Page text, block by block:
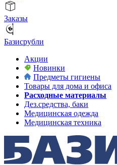
Заказы
Базисрубли
Акции
Новинки
Предметы гигиены
Товары для дома и офиса
Расходные материалы
Дез.средства, баки
Медицинская одежда
Медицинская техника